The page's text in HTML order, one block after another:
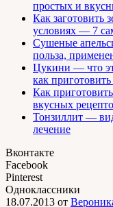
простых и
Как заготовить
условиях — 7
Сушеные
польза,
Цукини — что
как приготовить
Как
вкусных
Тонзиллит —
лечение
Вконтакте
Facebook
Pinterest
Одноклассники
18.07.2013 от